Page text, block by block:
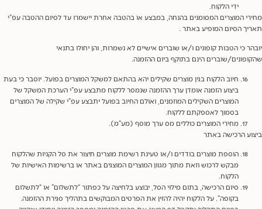
ידי הלקוח.
המוצרים המסומנים בהנחה, במבצע או בהטבה אחרת יישמרו עד לסיום ההטבה עפ”י
הסיום המופיע באתר .
כי הטבות קופונים ו/או שוברים אישיים לא נשמרות, והן יחולו בתנאי
שוברים הינם בתוקף ביום ההזמנה.
חיוב הלקוח בגין מוצרים שקילים יהא בהתאם למשקל המוצרים בפועל. יוסבר כי בעת
ביצוע הזמנה אומדן ערך ההזמנה שנמסר ללקוח מתבצע עפ”י הערכת המשקל של
המוצרים השקילים המוזמנים, ואולם החיוב בפועל יתבצע עפ”י שקילה של המוצרים
בסמוך לאספקתם ללקוח.
מחירי המוצרים כוללים מס ערך מוסף (מע”מ).
הרכישה באתר
הוספת מוצרים בודדים ו/או טעינת רשימת מוצרים תיצור את סל הקניות שהלקוח
מבקש לרכוש וזאת מתוך מגוון המוצרים המוצגים באתר או ברשימות האישיות של
הלקוח.
סיום הרכישה, בתום מילוי הסל, יבוצע בלחיצה על כפתור “לתשלום” או “לתשלום
בקופה”. על הלקוח יהיה להזין את הפרטים המבוקשים בתהליך סגירת ההזמנה.